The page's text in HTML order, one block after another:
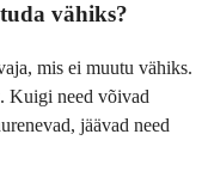
vähiks?
mis ei muutu vähiks.
Kuigi need võivad
jäävad need